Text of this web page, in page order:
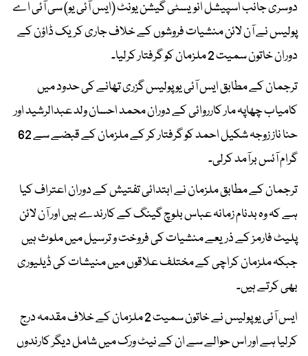
دوسری جانب اسپیشل انویسٹی گیشن یونٹ (ایس آئی یو) سی آئی اے
پولیس نے آن لائن منشیات فروشوں کے خلاف جاری کریک ڈاؤن کے
دوران خاتون سمیت 2 ملزمان کو گرفتار کرلیا۔
ترجمان کے مطابق ایس آئی یو پولیس گزری تھانے کی حدود میں
کامیاب چھاپہ مار کارروائی کے دوران محمد احسان ولد عبدالرشید اور
حنا ناز زوجہ شکیل احمد کو گرفتار کر کے ملزمان کے قبضے سے 62
گرام آئس برآمد کرلی۔
ترجمان کے مطابق ملزمان نے ابتدائی تفتیش کے دوران اعتراف کیا
ہے کہ وہ بدنام زمانہ عباس بلوچ گینگ کے کارندے ہیں اور آن لائن
پلیٹ فارمز کے ذریعے منشیات کی فروخت و ترسیل میں ملوث ہیں
جبکہ ملزمان کراچی کے مختلف علاقوں میں منیشات کی ڈیلیوری
بھی کرتے ہیں۔
ایس آئی یو پولیس نے خاتون سمیت 2 ملزمان کے خلاف مقدمہ درج
کرلیا ہے اور اس حوالے سے ان کے نیٹ ورک میں شامل دیگر کارندوں